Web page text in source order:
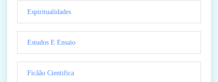
Espiritualidades
Estudos E Ensaio
Ficãão Cientifica